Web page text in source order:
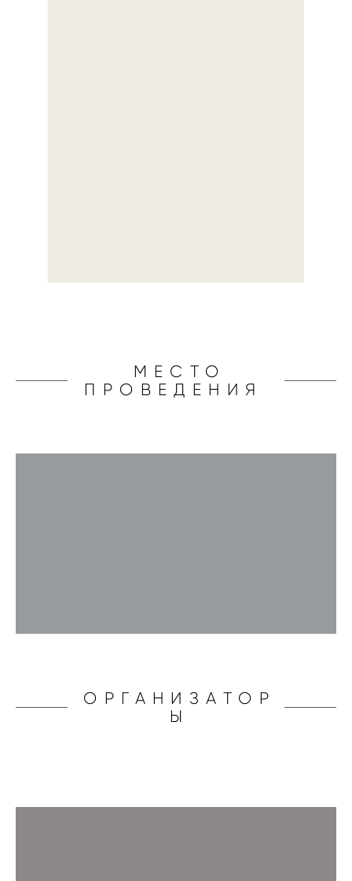
МЕСТО
ПРОВЕДЕНИЯ
ОРГАНИЗАТОР
Ы